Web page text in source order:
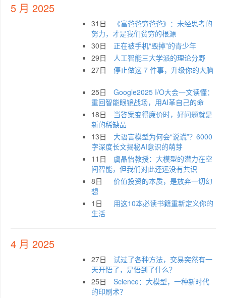
5 月 2025
31日
《富爸爸穷爸爸》：未经思考的
努力，才是我们贫穷的根源
30日
正在被手机“毁掉”的青少年
29日
人工智能三大学派的理论分野
27日
停止做这 7 件事，升级你的大脑
25日
Google2025 I/O大会一文读懂：
重回智能眼镜战场，用AI革自己的命
18日
当答案变得廉价时，好问题就是
新的稀缺品
13日
大语言模型为何会“说谎”？6000
字深度长文揭秘AI意识的萌芽
11日
虞晶怡教授：大模型的潜力在空
间智能，但我们对此还远没有共识
8日
价值投资的本质，是放弃一切幻
想
1日
用这10本必读书籍重新定义你的
生活
4 月 2025
27日
试过了各种方法，交易突然有一
天开悟了，是悟到了什么？
25日
Science：大模型，一种新时代
的印刷术？